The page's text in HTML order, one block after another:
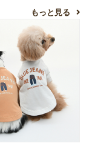
もっと見る